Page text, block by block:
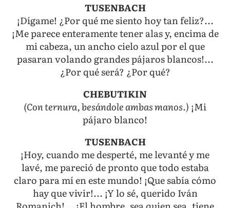
TUSENBACH
¡Dígame! ¿Por qué me siento hoy tan feliz?...
¡Me parece enteramente tener alas y, encima de
mi cabeza, un ancho cielo azul por el que
pasaran volando grandes pájaros blancos!...
¿Por qué será? ¿Por qué?
CHEBUTIKIN
(Con ternura, besándole ambas manos.) ¡Mi
pájaro blanco!
TUSENBACH
¡Hoy, cuando me desperté, me levanté y me
lavé, me pareció de pronto que todo estaba
claro para mí en este mundo! ¡Que sabía cómo
hay que vivir!... ¡Y lo sé, querido Iván